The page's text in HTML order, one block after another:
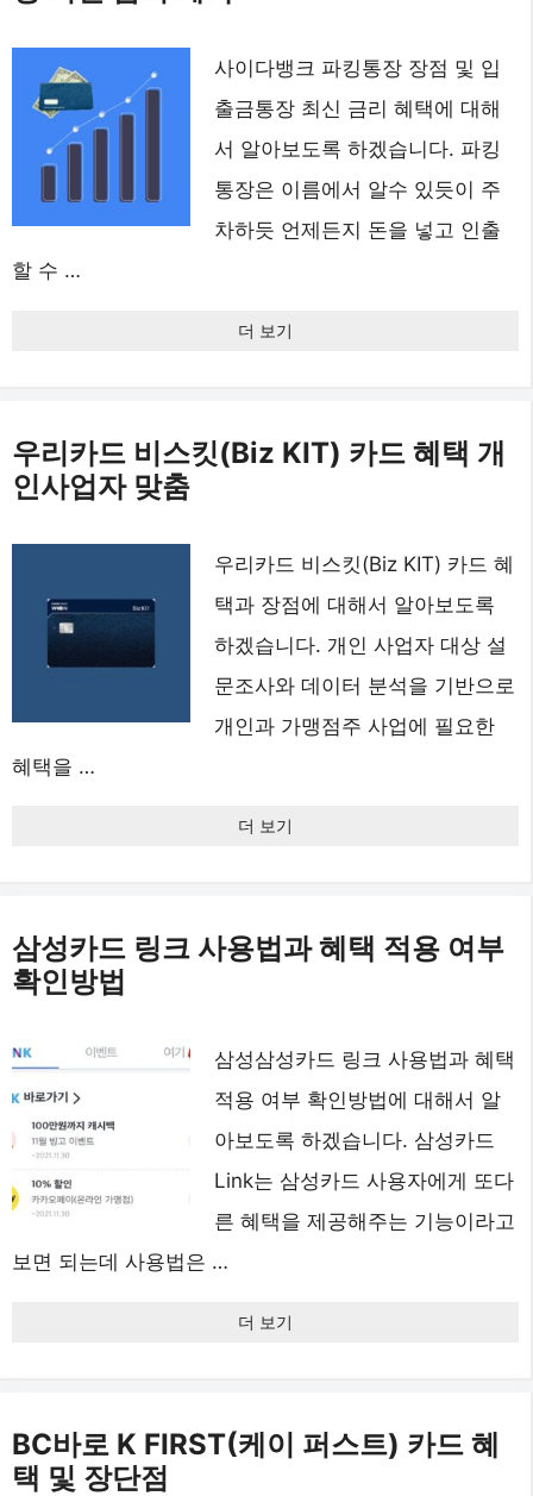
사이다뱅크 파킹통장 장점 및 입
출금통장 최신 금리 혜택에 대해
서 알아보도록 하겠습니다. 파킹
통장은 이름에서 알수 있듯이 주
차하듯 언제든지 돈을 넣고 인출
할 수 …
더 보기
우리카드 비스킷(Biz KIT) 카드 혜택 개
인사업자 맞춤
우리카드 비스킷(Biz KIT) 카드 혜
택과 장점에 대해서 알아보도록
하겠습니다. 개인 사업자 대상 설
문조사와 데이터 분석을 기반으로
개인과 가맹점주 사업에 필요한
혜택을 …
더 보기
삼성카드 링크 사용법과 혜택 적용 여부
확인방법
삼성삼성카드 링크 사용법과 혜택
적용 여부 확인방법에 대해서 알
아보도록 하겠습니다. 삼성카드
Link는 삼성카드 사용자에게 또다
른 혜택을 제공해주는 기능이라고
보면 되는데 사용법은 …
더 보기
BC바로 K FIRST(케이 퍼스트) 카드 혜
택 및 장단점